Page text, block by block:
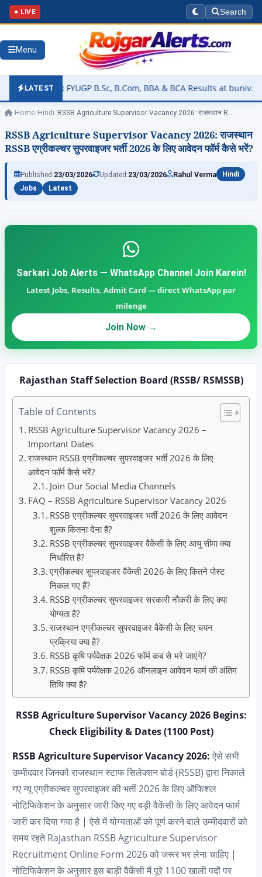
● LIVE Search
Menu
LATEST
FYUGP B.Sc, B.Com, BBA & BCA Results at buniv.edu.in ▶
Home Hindi RSSB Agriculture Supervisor Vacancy 2026: राजस्थान RSSB…
RSSB Agriculture Supervisor Vacancy 2026: राजस्थान
RSSB एग्रीकल्चर सुपरवाइजर भर्ती 2026 के लिए आवेदन फॉर्म कैसे भरें?
Published:23/03/2026 Updated:23/03/2026 Rahul Verma
Hindi
Jobs
Latest
Sarkari Job Alerts — WhatsApp Channel Join Karein!
Latest Jobs, Results, Admit Card — direct WhatsApp par
milenge
Join Now →
Rajasthan Staff Selection Board (RSSB/ RSMSSB)
Table of Contents
RSSB Agriculture Supervisor Vacancy 2026 –
Important Dates
राजस्थान RSSB एग्रीकल्चर सुपरवाइजर भर्ती 2026 के लिए
आवेदन फॉर्म कैसे भरें?
Join Our Social Media Channels
FAQ – RSSB Agriculture Supervisor Vacancy 2026
RSSB एग्रीकल्चर सुपरवाइजर भर्ती 2026 के लिए आवेदन
शुल्क कितना देना है?
RSSB एग्रीकल्चर सुपरवाइजर वैकेंसी के लिए आयु सीमा क्या
निर्धारित है?
एग्रीकल्चर सुपरवाइजर वैकेंसी 2026 के लिए कितने पोस्ट
निकल गए हैं?
RSSB एग्रीकल्चर सुपरवाइजर सरकारी नौकरी के लिए क्या
योग्यता है?
राजस्थान एग्रीकल्चर सुपरवाइजर वैकेंसी के लिए चयन
प्रक्रिया क्या है?
RSSB कृषि पर्यवेक्षक 2026 फॉर्म कब से भरे जाएंगे?
RSSB कृषि पर्यवेक्षक 2026 ऑनलाइन आवेदन फार्म की अंतिम
तिथि क्या है?
RSSB Agriculture Supervisor Vacancy 2026 Begins:
Check Eligibility & Dates (1100 Post)
RSSB Agriculture Supervisor Vacancy 2026: ऐसे सभी
उम्मीदवार जिनको राजस्थान स्टाफ सिलेक्शन बोर्ड (RSSB) द्वारा निकाले
गए न्यू एग्रीकल्चर सुपरवाइजर की भर्ती 2026 के लिए ऑफिशल
नोटिफिकेशन के अनुसार जारी किए गए बड़ी वैकेंसी के लिए आवेदन फार्म
जारी कर दिया गया है | ऐसे में योग्यताओं को पूर्ण करने वाले उम्मीदवारों को
समय रहते Rajasthan RSSB Agriculture Supervisor
Recruitment Online Form 2026 को जरूर भर लेना चाहिए |
नोटिफिकेशन के अनुसार इस बाड़ी वैकेंसी में पूरे 1100 खाली पदों पर